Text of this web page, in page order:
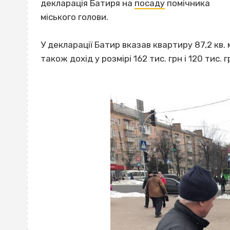
декларація Батиря на посаду помічника
міського голови.
У декларації Батир вказав квартиру 87,2 кв.
також дохід у розмірі 162 тис. грн і 120 тис.